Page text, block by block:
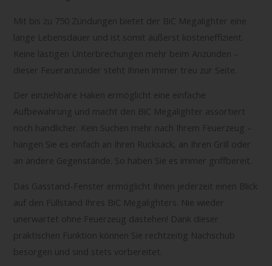
Mit bis zu 750 Zündungen bietet der BiC Megalighter eine
lange Lebensdauer und ist somit äußerst kosteneffizient.
Keine lästigen Unterbrechungen mehr beim Anzünden –
dieser Feueranzünder steht Ihnen immer treu zur Seite.
Der einziehbare Haken ermöglicht eine einfache
Aufbewahrung und macht den BiC Megalighter assortiert
noch handlicher. Kein Suchen mehr nach Ihrem Feuerzeug –
hängen Sie es einfach an Ihren Rucksack, an Ihren Grill oder
an andere Gegenstände. So haben Sie es immer griffbereit.
Das Gasstand-Fenster ermöglicht Ihnen jederzeit einen Blick
auf den Füllstand Ihres BiC Megalighters. Nie wieder
unerwartet ohne Feuerzeug dastehen! Dank dieser
praktischen Funktion können Sie rechtzeitig Nachschub
besorgen und sind stets vorbereitet.